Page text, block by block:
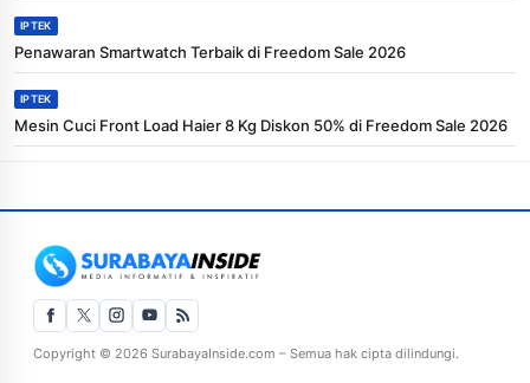
IPTEK
Penawaran Smartwatch Terbaik di Freedom Sale 2026
IPTEK
Mesin Cuci Front Load Haier 8 Kg Diskon 50% di Freedom Sale 2026
Copyright © 2026 SurabayaInside.com – Semua hak cipta dilindungi.